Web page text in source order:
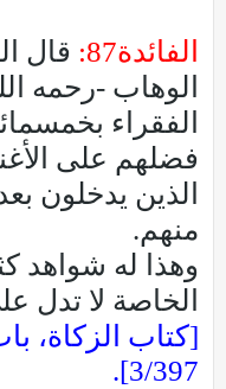
الفائدة87:
قال
الوهاب -رحمه
الفقراء
فضلهم على
الذين يدخلون
منهم.
وهذا له شواهد
الخاصة لا تدل
[كتاب الزكاة،
3/397].